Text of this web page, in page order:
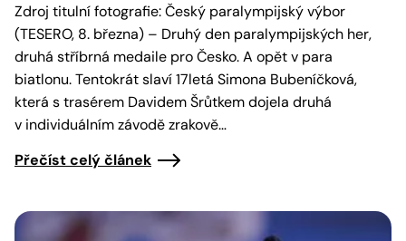
Zdroj titulní fotografie: Český paralympijský výbor
(TESERO, 8. března) – Druhý den paralympijských her,
druhá stříbrná medaile pro Česko. A opět v para
biatlonu. Tentokrát slaví 17letá Simona Bubeníčková,
která s trasérem Davidem Šrůtkem dojela druhá
v individuálním závodě zrakově…
Přečíst celý článek